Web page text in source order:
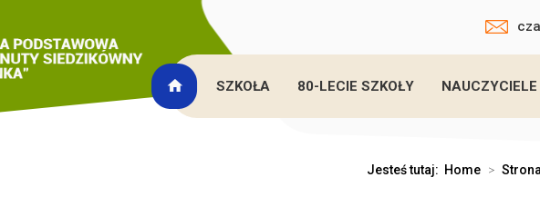
SZKOŁA 80-LECIE SZKOŁY NAUCZYCIELE
Jesteś tutaj: Home >